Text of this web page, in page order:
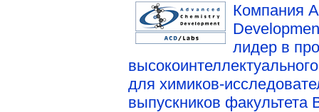
Компания
лидер в
для химиков-
выпускников